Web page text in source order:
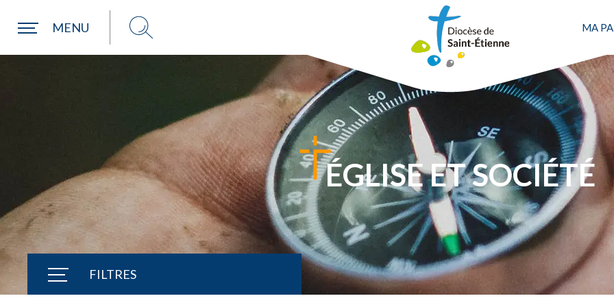
MENU MA
Choisir ma paroisse par commune
ÉGLISE ET SOCIÉTÉ
FILTRES